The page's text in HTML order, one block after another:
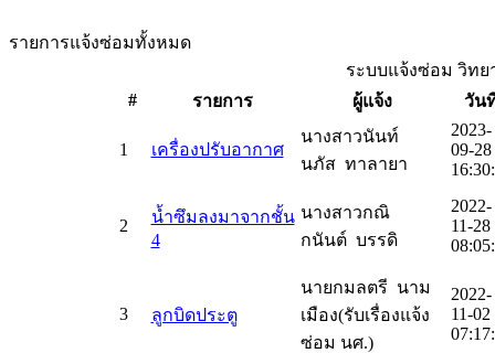
รายการแจ้งซ่อมทั้งหมด
ระบบแจ้งซ่อม วิท
#
รายการ ผู้แจ้ง วัน
1 เครื่องปรับอากาศ
นางสาวนันท์
นภัส ทาลายา
2023-
09-28
2
น้ำซึมลงมาจากชั้น
4
นางสาวกณิ
กนันต์ บรรดิ
2022-
11-28
3 ลูกบิดประตู
นายกมลตรี นาม
เมือง(รับเรื่องแจ้ง
ซ่อม นศ.)
2022-
11-02